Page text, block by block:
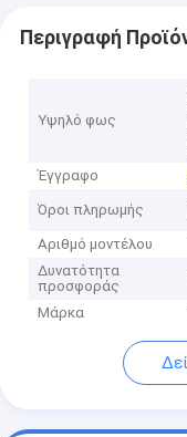
Περιγραφή
Υψηλό φως
Έγγραφο
Όροι πληρωμής
Αριθμό μοντέλου
Δυνατότητα
προσφοράς
Μάρκα